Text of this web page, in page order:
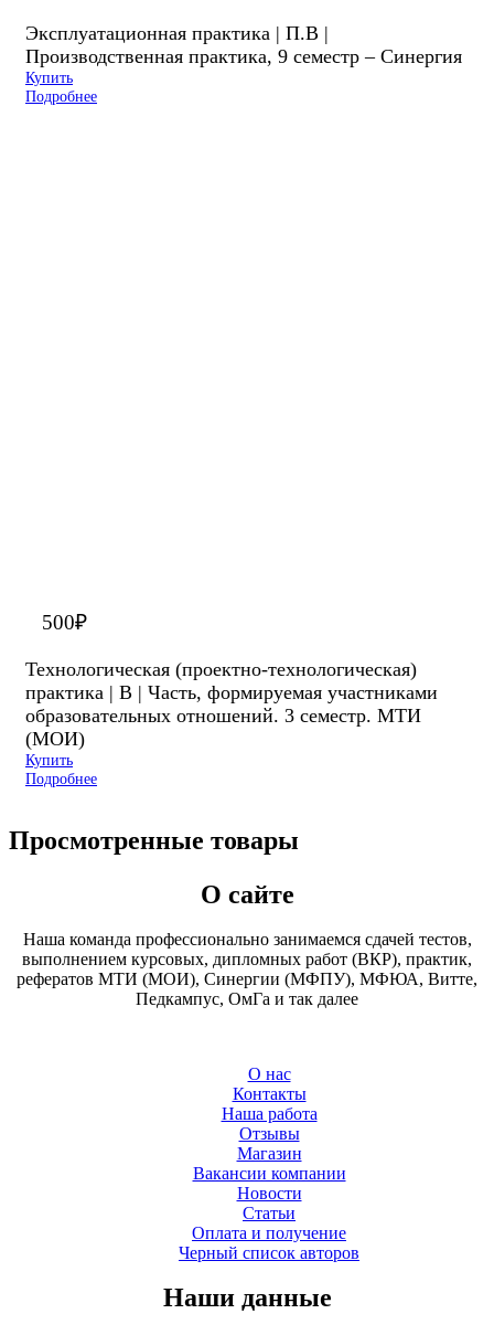
Эксплуатационная практика | П.В |
Производственная практика, 9 семестр – Синергия
Купить
Подробнее
500₽
Технологическая (проектно-технологическая)
практика | В | Часть, формируемая участниками
образовательных отношений. 3 семестр. МТИ
(МОИ)
Купить
Подробнее
Просмотренные товары
О сайте
Наша команда профессионально занимаемся сдачей тестов,
выполнением курсовых, дипломных работ (ВКР), практик,
рефератов МТИ (МОИ), Синергии (МФПУ), МФЮА, Витте,
Педкампус, ОмГа и так далее
О нас
Контакты
Наша работа
Отзывы
Магазин
Вакансии компании
Новости
Статьи
Оплата и получение
Черный список авторов
Наши данные